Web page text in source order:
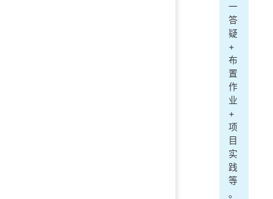
一
答
疑
+
布
置
作
业
+
项
目
实
践
等
。